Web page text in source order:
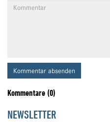
Kommentar absenden
Kommentare (0)
NEWSLETTER